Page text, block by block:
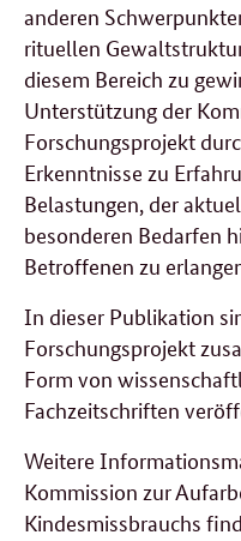
anderen
rituellen
diesem Bereich zu
Unterstützung der
Forschungsprojekt
Erkenntnisse zu
Belastungen, der
besonderen Bedarfen
Betroffenen zu
In dieser Publikation
Forschungsprojekt
Form von
Fachzeitschriften
Weitere
Kommission zur
Kindesmissbrauchs